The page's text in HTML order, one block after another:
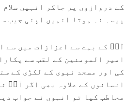
کے دروازوں پر جاکر انہیں
پیسہ نہ ہوتا انہیں اپنی جیب
آپؓ کے بہت سے اعزازات میں سے
کی اور مسجد نبوی کے لکڑی کے
انسانوں کے علاوہ بھی اگر آپؓ
مخاطب کیا تو انہوں نے جواب